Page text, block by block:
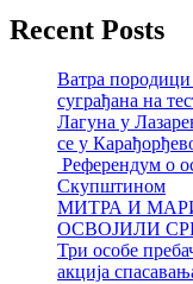
Recent Posts
Ватра породици
суграђана на
Лагуна у
се у
Референдум о
Скупштином
МИТРА И
ОСВОЈИЛИ
Три особе
акција